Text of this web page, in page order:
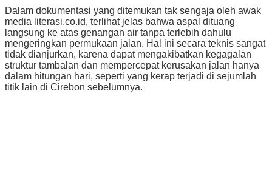
Dalam dokumentasi yang ditemukan tak sengaja oleh awak
media literasi.co.id, terlihat jelas bahwa aspal dituang
langsung ke atas genangan air tanpa terlebih dahulu
mengeringkan permukaan jalan. Hal ini secara teknis sangat
tidak dianjurkan, karena dapat mengakibatkan kegagalan
struktur tambalan dan mempercepat kerusakan jalan hanya
dalam hitungan hari, seperti yang kerap terjadi di sejumlah
titik lain di Cirebon sebelumnya.